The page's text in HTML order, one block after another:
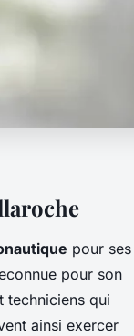
pour ses
pour son
techniciens qui
ainsi exercer